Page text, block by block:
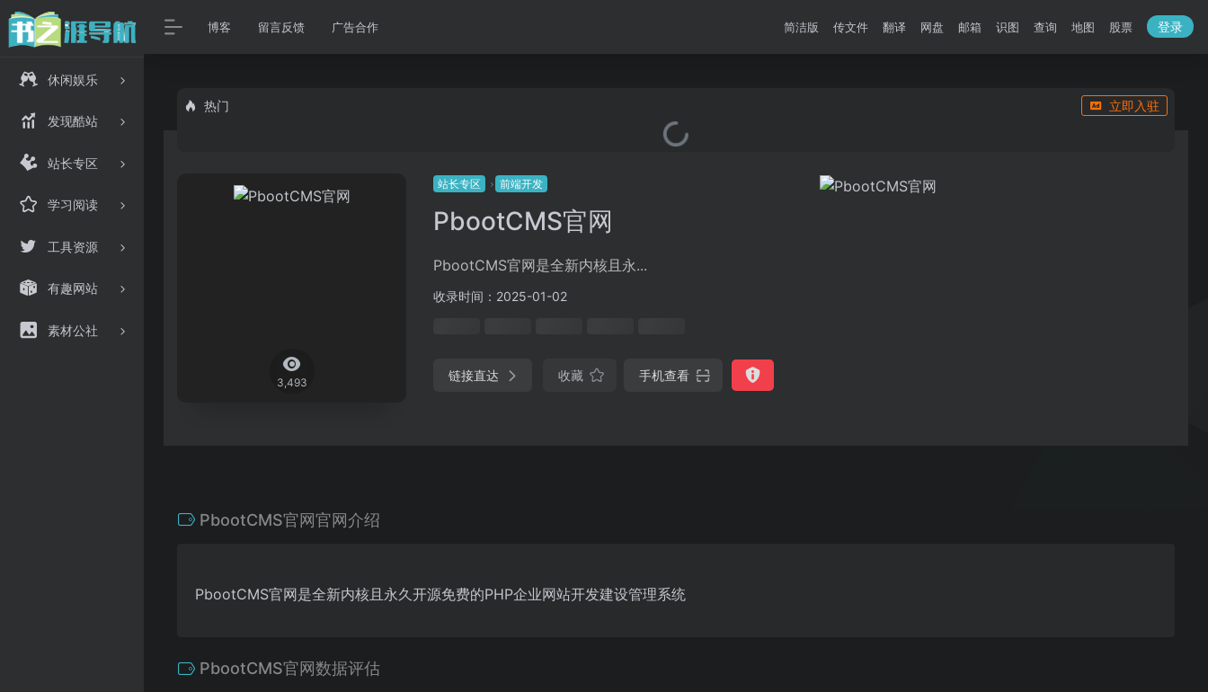
休闲娱乐
发现酷站
站长专区
学习阅读
工具资源
有趣网站
素材公社
博客 留言反馈 广告合作 简洁版 传文件 翻译 网盘 邮箱 识图 查询 地图 股票 登录
热门 立即入驻
3,493
站长专区 前端开发
PbootCMS官网
PbootCMS官网是全新内核且永...
收录时间：2025-01-02
链接直达 收藏 手机查看
PbootCMS官网官网介绍
PbootCMS官网是全新内核且永久开源免费的PHP企业网站开发建设管理系统
PbootCMS官网数据评估